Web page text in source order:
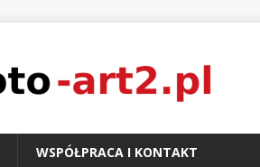
WSPÓŁPRACA I KONTAKT